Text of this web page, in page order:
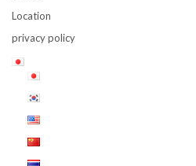
Location
privacy policy